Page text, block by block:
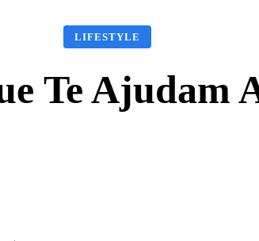
LIFESTYLE
Te Ajudam